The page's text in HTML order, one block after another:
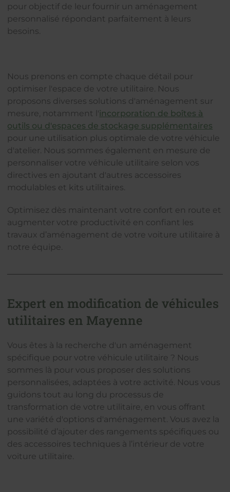
pour objectif de leur fournir un aménagement
personnalisé répondant parfaitement à leurs
besoins.
Nous prenons en compte chaque détail pour
optimiser l'espace de votre utilitaire. Nous
proposons diverses solutions d'aménagement sur
mesure, notamment l'incorporation de boîtes à
outils ou d'espaces de stockage supplémentaires
pour une utilisation plus optimale de votre véhicule
d'atelier. Nous sommes également en mesure de
personnaliser votre véhicule utilitaire selon vos
directives en ajoutant d'autres accessoires
modulables et kits utilitaires.
Optimisez dès maintenant votre confort en route et
augmenter votre productivité en confiant les
travaux d’aménagement de votre voiture utilitaire à
notre équipe.
Expert en modification de véhicules
utilitaires en Mayenne
Vous êtes à la recherche d'un aménagement
spécifique pour votre véhicule utilitaire ? Nous
sommes là pour vous proposer des solutions
personnalisées, adaptées à votre activité. Nous vous
guidons tout au long du processus de
transformation de votre utilitaire, en vous offrant
une variété d'options d'aménagement. Vous avez la
possibilité d’ajouter des rangements spécifiques ou
des accessoires techniques à l’intérieur de votre
voiture utilitaire.